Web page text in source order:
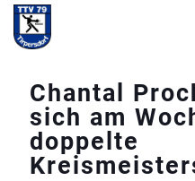
Chantal
sich am
doppelte